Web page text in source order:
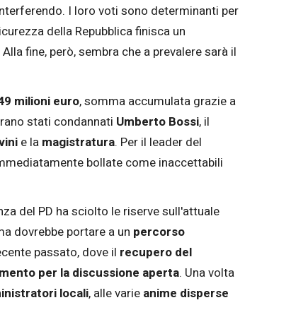
I loro voti sono determinanti per
della Repubblica finisca un
fine, però, sembra che a prevalere sarà il
milioni euro, somma accumulata grazie a
stati condannati Umberto Bossi, il
e la magistratura. Per il leader del
bollate come inaccettabili
del PD ha sciolto le riserve sull'attuale
dovrebbe portare a un percorso
passato, dove il recupero del
per la discussione aperta. Una volta
locali, alle varie anime disperse